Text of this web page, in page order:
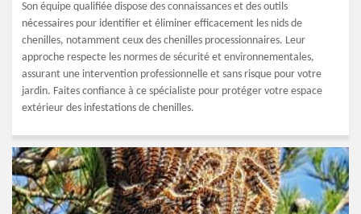
Son équipe qualifiée dispose des connaissances et des outils
nécessaires pour identifier et éliminer efficacement les nids de
chenilles, notamment ceux des chenilles processionnaires. Leur
approche respecte les normes de sécurité et environnementales,
assurant une intervention professionnelle et sans risque pour votre
jardin. Faites confiance à ce spécialiste pour protéger votre espace
extérieur des infestations de chenilles.